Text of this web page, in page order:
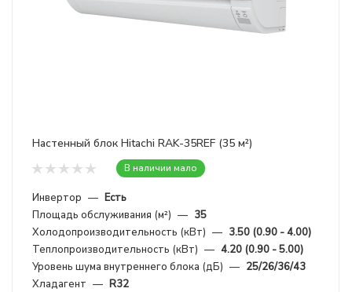
Настенный блок Hitachi RAK-35REF (35 м²)
В наличии мало
Инвертор — Есть
Площадь обслуживания (м²) — 35
Холодопроизводительность (кВт) — 3.50 (0.90 - 4.00)
Теплопроизводительность (кВт) — 4.20 (0.90 - 5.00)
Уровень шума внутреннего блока (дБ) — 25/26/36/43
Хладагент — R32